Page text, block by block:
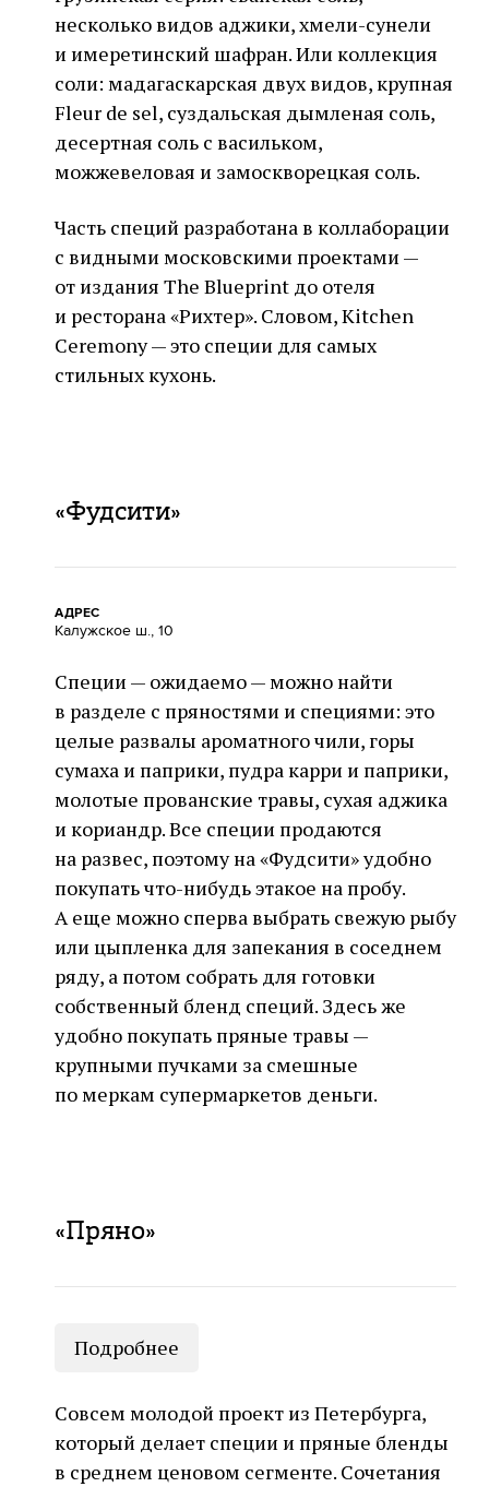
несколько видов аджики, хмели-сунели
и имеретинский шафран. Или коллекция
соли: мадагаскарская двух видов, крупная
Fleur de sel, суздальская дымленая соль,
десертная соль с васильком,
можжевеловая и замоскворецкая соль.
Часть специй разработана в коллаборации
с видными московскими проектами —
от издания The Blueprint до отеля
и ресторана «Рихтер». Словом, Kitchen
Ceremony — это специи для самых
стильных кухонь.
«Фудсити»
АДРЕС
Калужское ш., 10
Специи — ожидаемо — можно найти
в разделе с пряностями и специями: это
целые развалы ароматного чили, горы
сумаха и паприки, пудра карри и паприки,
молотые прованские травы, сухая аджика
и кориандр. Все специи продаются
на развес, поэтому на «Фудсити» удобно
покупать что-нибудь этакое на пробу.
А еще можно сперва выбрать свежую рыбу
или цыпленка для запекания в соседнем
ряду, а потом собрать для готовки
собственный бленд специй. Здесь же
удобно покупать пряные травы —
крупными пучками за смешные
по меркам супермаркетов деньги.
«Пряно»
Подробнее
Совсем молодой проект из Петербурга,
который делает специи и пряные бленды
в среднем ценовом сегменте. Сочетания